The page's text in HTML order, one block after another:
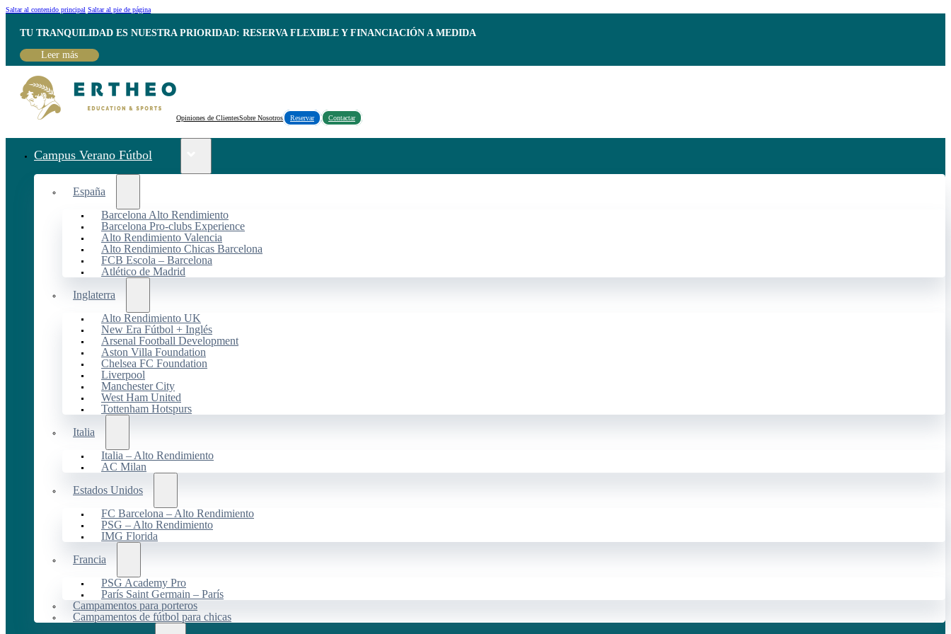
Saltar al contenido principal Saltar al pie de página
TU TRANQUILIDAD ES NUESTRA PRIORIDAD: RESERVA FLEXIBLE Y FINANCIACIÓN A MEDIDA
Leer más
Opiniones de ClientesSobre Nosotros Reservar Contactar
Campus Verano Fútbol
España
Barcelona Alto Rendimiento
Barcelona Pro-clubs Experience
Alto Rendimiento Valencia
Alto Rendimiento Chicas Barcelona
FCB Escola – Barcelona
Atlético de Madrid
Inglaterra
Alto Rendimiento UK
New Era Fútbol + Inglés
Arsenal Football Development
Aston Villa Foundation
Chelsea FC Foundation
Liverpool
Manchester City
West Ham United
Tottenham Hotspurs
Italia
Italia – Alto Rendimiento
AC Milan
Estados Unidos
FC Barcelona – Alto Rendimiento
PSG – Alto Rendimiento
IMG Florida
Francia
PSG Academy Pro
París Saint Germain – París
Campamentos para porteros
Campamentos de fútbol para chicas